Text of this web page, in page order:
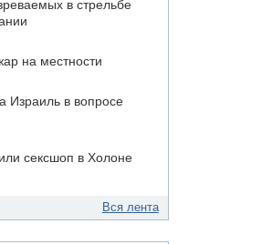
в стрельбе
на местности
Израиль в вопросе
сексшоп в Холоне
НПЗ
Вся лента